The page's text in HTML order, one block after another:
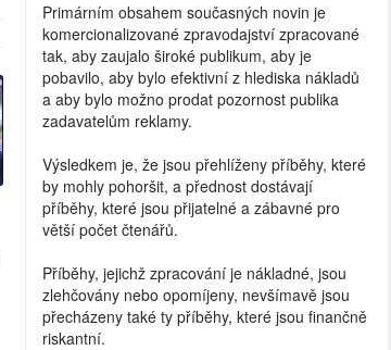
Primárním obsahem současných novin je
komercionalizované zpravodajství zpracované
tak, aby zaujalo široké publikum, aby je
pobavilo, aby bylo efektivní z hlediska nákladů
a aby bylo možno prodat pozornost publika
zadavatelům reklamy.
Výsledkem je, že jsou přehlíženy příběhy, které
by mohly pohoršit, a přednost dostávají
příběhy, které jsou přijatelné a zábavné pro
větší počet čtenářů.
Příběhy, jejichž zpracování je nákladné, jsou
zlehčovány nebo opomíjeny, nevšímavě jsou
přecházeny také ty příběhy, které jsou finančně
riskantní.